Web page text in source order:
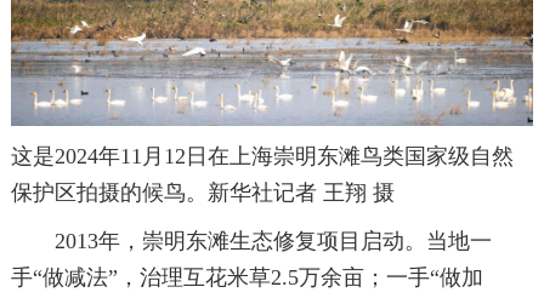
这是2024年11月12日在上海崇明东滩鸟类国家级自然
保护区拍摄的候鸟。新华社记者 王翔 摄
2013年，崇明东滩生态修复项目启动。当地一
手“做减法”，治理互花米草2.5万余亩；一手“做加